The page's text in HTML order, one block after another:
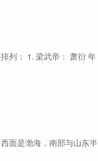
列： 1. 梁武帝： 萧衍 年
面是渤海，南部与山东半